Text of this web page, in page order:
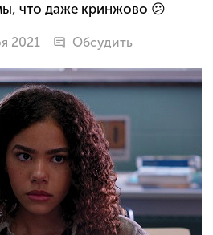
что даже кринжово 😕
2021 Обсудить